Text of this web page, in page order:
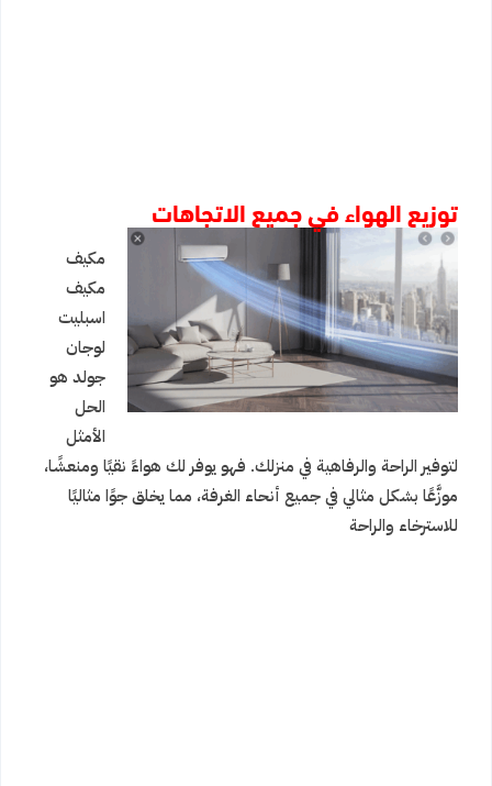
توزيع الهواء في جميع الاتجاهات
مكيف
مكيف
اسبليت
لوجان
جولد هو
الحل
الأمثل
لتوفير الراحة والرفاهية في منزلك. فهو يوفر لك هواءً نقيًا ومنعشًا،
موزَّعًا بشكل مثالي في جميع أنحاء الغرفة، مما يخلق جوًا مثاليًا
للاسترخاء والراحة